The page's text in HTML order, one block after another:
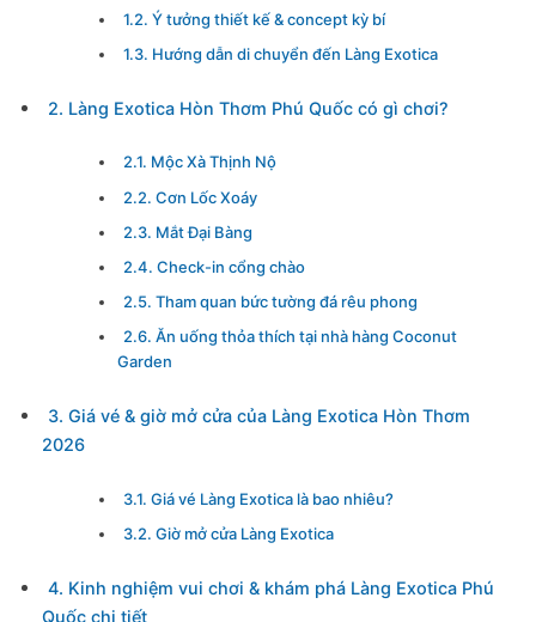
1.2. Ý tưởng thiết kế & concept kỳ bí
1.3. Hướng dẫn di chuyển đến Làng Exotica
2. Làng Exotica Hòn Thơm Phú Quốc có gì chơi?
2.1. Mộc Xà Thịnh Nộ
2.2. Cơn Lốc Xoáy
2.3. Mắt Đại Bàng
2.4. Check-in cổng chào
2.5. Tham quan bức tường đá rêu phong
2.6. Ăn uống thỏa thích tại nhà hàng Coconut
Garden
3. Giá vé & giờ mở cửa của Làng Exotica Hòn Thơm
2026
3.1. Giá vé Làng Exotica là bao nhiêu?
3.2. Giờ mở cửa Làng Exotica
4. Kinh nghiệm vui chơi & khám phá Làng Exotica Phú
Quốc chi tiết